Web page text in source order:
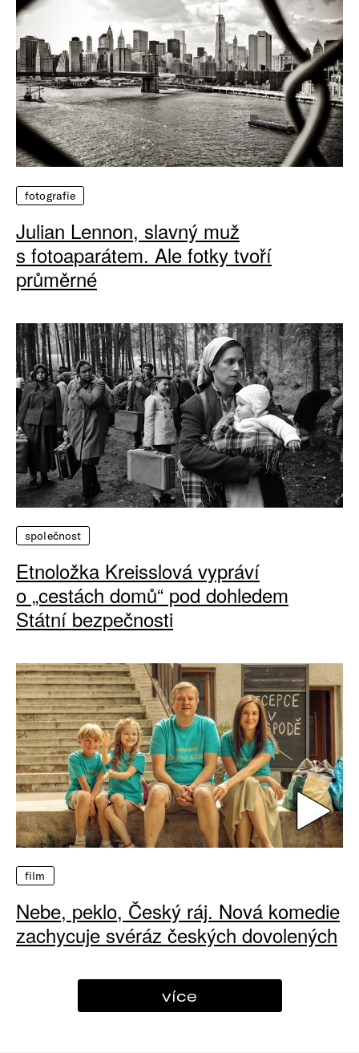
fotografie
Julian Lennon, slavný muž
s fotoaparátem. Ale fotky tvoří
průměrné
společnost
Etnoložka Kreisslová vypráví
o „cestách domů“ pod dohledem
Státní bezpečnosti
film
Nebe, peklo, Český ráj. Nová komedie
zachycuje svéráz českých dovolených
více